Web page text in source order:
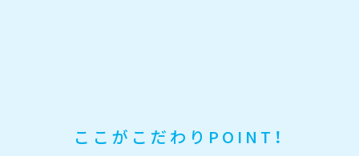
ここがこだわりPOINT！